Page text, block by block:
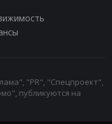
"PR", "Спецпроект",
публикуются на